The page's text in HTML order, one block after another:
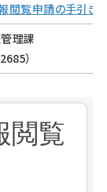
閲覧申請の手引き
理課
）